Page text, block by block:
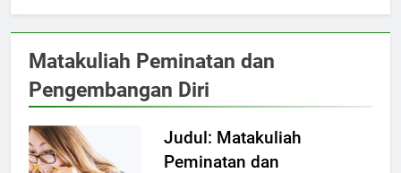
Matakuliah Peminatan dan
Pengembangan Diri
Judul: Matakuliah
Peminatan dan